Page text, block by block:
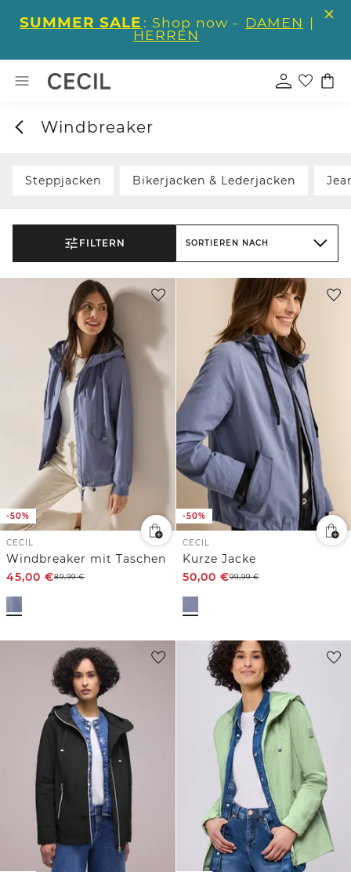
SUMMER SALE : Shop now - DAMEN |
HERREN
Windbreaker
Steppjacken Bikerjacken & Lederjacken
FILTERN SORTIEREN NACH
-50%
CECIL
Windbreaker mit Taschen
45,00 €89,99€
-50%
CECIL
Kurze Jacke
50,00 €99,99€